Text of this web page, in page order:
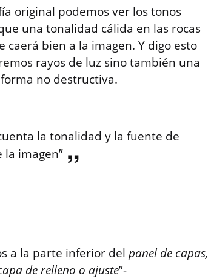
original podemos ver los tonos
una tonalidad cálida en las rocas
bien a la imagen. Y digo esto
rayos de luz sino también una
no destructiva.
la tonalidad y la fuente de
imagen”
a la parte inferior del panel de capas,
de relleno o ajuste”-